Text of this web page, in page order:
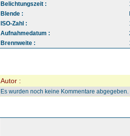
Belichtungszeit :
Blende :
ISO-Zahl :
Aufnahmedatum :
Brennweite :
Autor :
Es wurden noch keine Kommentare abgegeben.